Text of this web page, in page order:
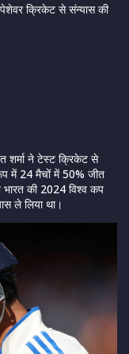
क्रिकेट से संन्यास की
शर्मा ने टेस्ट क्रिकेट से
में 24 मैचों में 50% जीत
भारत की 2024 विश्व कप
ले लिया था।